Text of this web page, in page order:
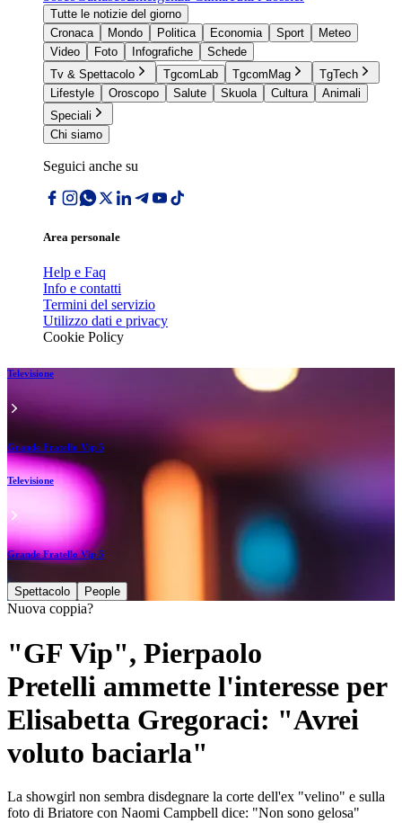
Tutte le notizie del giorno
Cronaca
Mondo Politica Economia Sport
Meteo
Video
Foto Infografiche
Schede
Tv & Spettacolo
TgcomLab TgcomMag
TgTech
Lifestyle
Oroscopo Salute Skuola Cultura
Animali
Speciali
Chi siamo
Seguici anche su
Area personale
Help e Faq
Info e contatti
Termini del servizio
Utilizzo dati e privacy
Cookie Policy
Televisione
Grande Fratello Vip 5
Televisione
Grande Fratello Vip 5
Spettacolo People
Nuova coppia?
"GF Vip", Pierpaolo
Pretelli ammette l'interesse per
Elisabetta Gregoraci: "Avrei
voluto baciarla"
La showgirl non sembra disdegnare la corte dell'ex "velino" e sulla
foto di Briatore con Naomi Campbell dice: "Non sono gelosa"